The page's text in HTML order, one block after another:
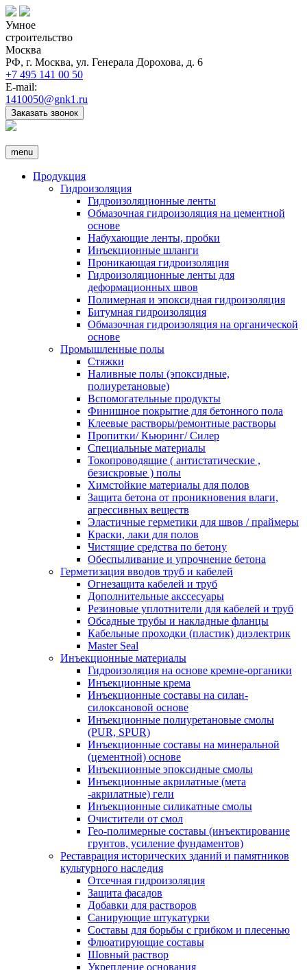
Умное
строительство
Москва
РФ, г. Москва, ул. Генерала Дорохова, д. 6
+7 495 141 00 50
E-mail:
1410050@gnk1.ru
Заказать звонок
menu
Продукция
Гидроизоляция
Гидроизоляционные ленты
Обмазочная гидроизоляция на цементной
основе
Набухающие ленты, пробки
Инъекционные шланги
Проникающая гидроизоляция
Гидроизоляционные ленты для
деформационных швов
Полимерная и эпоксидная гидроизоляция
Битумная гидроизоляция
Обмазочная гидроизоляция на органической
основе
Промышленные полы
Стяжки
Наливные полы (эпоксидные,
полиуретановые)
Вспомогательные продукты
Финишное покрытие для бетонного пола
Клеевые растворы/ремонтные растворы
Пропитки/ Кьюринг/ Силер
Специальные материалы
Токопроводящие ( антистатические ,
безискровые ) полы
Химстойкие материалы для полов
Защита бетона от проникновения влаги,
агрессивных веществ
Эластичные герметики для швов / праймеры
Краски, лаки для полов
Чистящие средства по бетону
Обеспыливание и упрочнение бетона
Герметизация вводов труб и кабелей
Огнезащита кабелей и труб
Дополнительные акссесуары
Резиновые уплотнители для кабелей и труб
Обсадные трубы и накладные фланцы
Кабельные проходки (пластик) диэлектрик
Master Seal
Инъекционные материалы
Гидроизоляция на основе кремне-органики
Инъекционные крема
Инъекционные составы на силан-
силоксановой основе
Инъекционные полиуретановые смолы
(PUR, SPUR)
Инъекционные составы на минеральной
(цементной) основе
Инъекционные эпоксидные смолы
Инъекционные акрилатные (мета
-акрилатные) гели
Инъекционные силикатные смолы
Очистители от смол
Гео-полимерные составы (инъектирование
грунтов, усиление фундаментов)
Реставрация исторических зданий и памятников
культурного наследия
Отсечная гидроизоляция
Защита фасадов
Добавки для растворов
Санирующие штукатурки
Составы для борьбы с грибком и плесенью
Флюатирующие составы
Шовный раствор
Укрепление основания